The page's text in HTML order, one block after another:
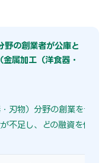
野の創業者が公庫と
属加工（洋食器・
刃物）分野の創業を予定
不足し、どの融資を使え